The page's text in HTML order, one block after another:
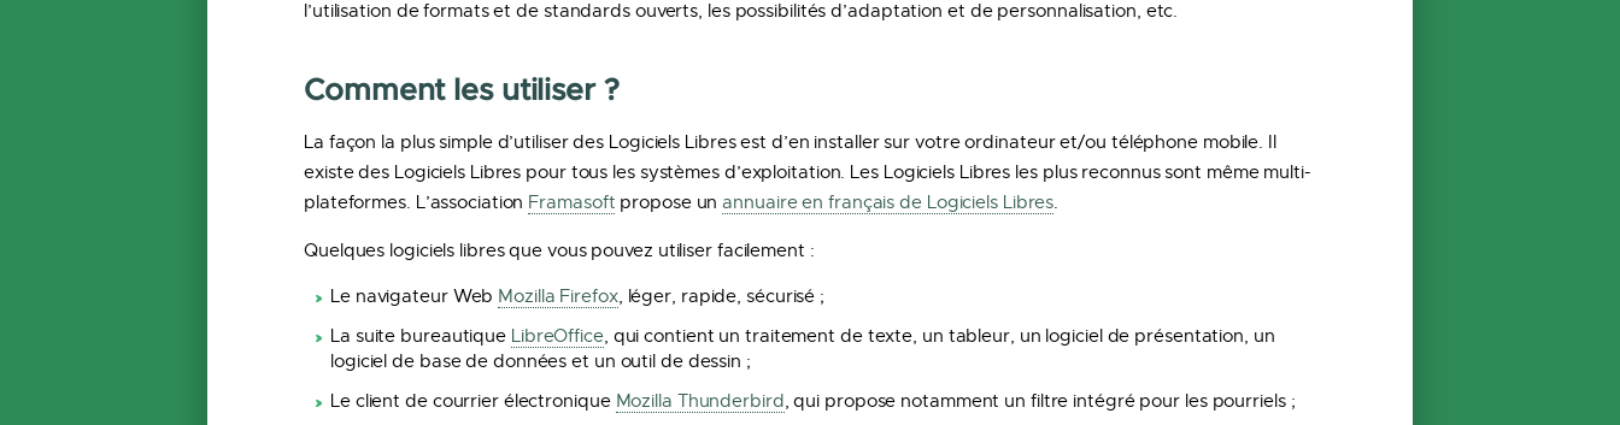
l’utilisation de formats et de standards ouverts, les possibilités d’adaptation et de personnalisation, etc.
Comment les utiliser ?
La façon la plus simple d’utiliser des Logiciels Libres est d’en installer sur votre ordinateur et/ou téléphone mobile. Il
existe des Logiciels Libres pour tous les systèmes d’exploitation. Les Logiciels Libres les plus reconnus sont même multi-
plateformes. L’association Framasoft propose unannuaire en français de Logiciels Libres.
Quelques logiciels libres que vous pouvez utiliser facilement :
Le navigateur Web Mozilla Firefox, léger, rapide, sécurisé ;
La suite bureautique LibreOffice, qui contient un traitement de texte, un tableur, un logiciel de présentation, un
logiciel de base de données et un outil de dessin ;
Le client de courrier électronique Mozilla Thunderbird, qui propose notamment un filtre intégré pour les pourriels ;